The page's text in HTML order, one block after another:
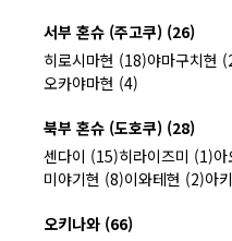
서부 혼슈 (주고쿠) (26)
히로시마현 (18)야마구치현
오카야마현 (4)
북부 혼슈 (도호쿠) (28)
센다이 (15)히라이즈미 (1)
미야기현 (8)이와테현 (2)아
오키나와 (66)